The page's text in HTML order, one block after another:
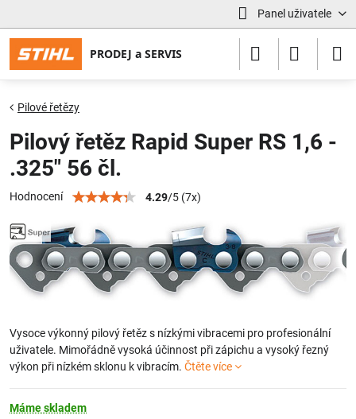
Panel uživatele
Pilové řetězy
Pilový řetěz Rapid Super RS 1,6 -
.325" 56 čl.
Hodnocení 4.29/5 (7x)
Vysoce výkonný pilový řetěz s nízkými vibracemi pro profesionální
uživatele. Mimořádně vysoká účinnost při zápichu a vysoký řezný
výkon při nízkém sklonu k vibracím. Čtěte více
Máme skladem